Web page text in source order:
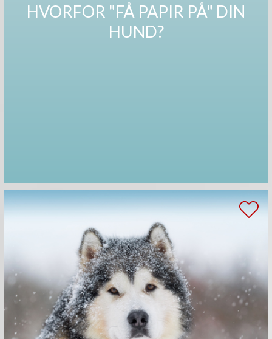
HVORFOR "FÅ PAPIR PÅ" DIN
HUND?